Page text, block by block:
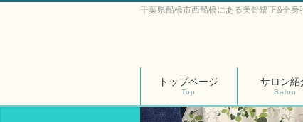
千葉県船橋市西船橋にある美骨矯正&全
トップページ
Top
サロン紹
Salon